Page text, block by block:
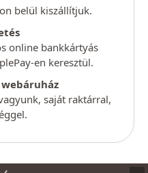
belül kiszállítjuk.
online bankkártyás
en keresztül.
saját raktárral,